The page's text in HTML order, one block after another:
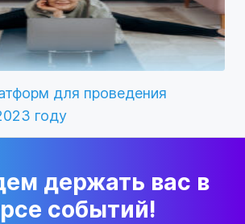
для проведения
году
держать вас в
событий!